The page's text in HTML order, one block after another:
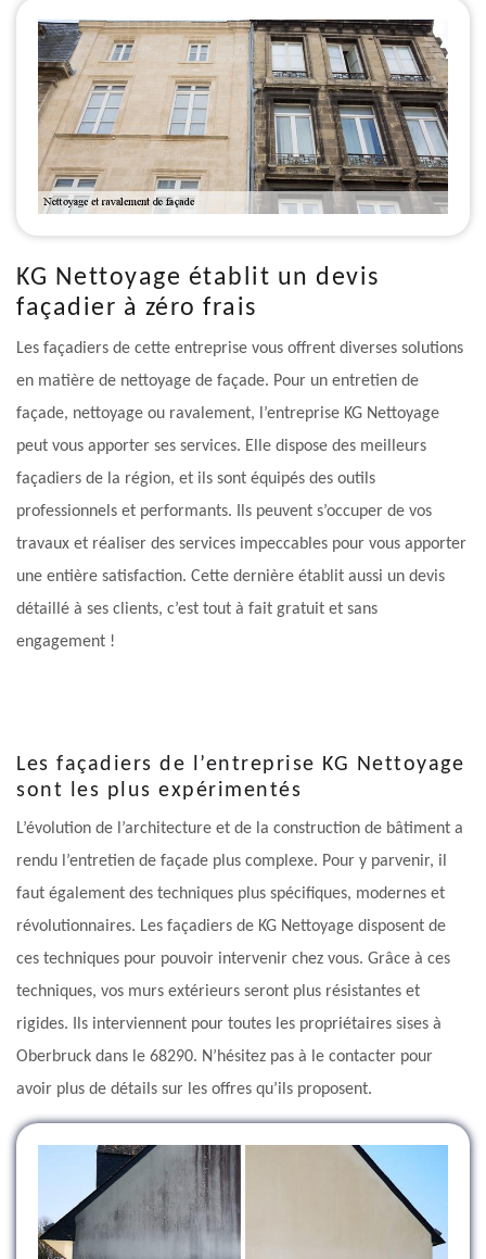
KG Nettoyage établit un devis
façadier à zéro frais
Les façadiers de cette entreprise vous offrent diverses solutions
en matière de nettoyage de façade. Pour un entretien de
façade, nettoyage ou ravalement, l’entreprise KG Nettoyage
peut vous apporter ses services. Elle dispose des meilleurs
façadiers de la région, et ils sont équipés des outils
professionnels et performants. Ils peuvent s’occuper de vos
travaux et réaliser des services impeccables pour vous apporter
une entière satisfaction. Cette dernière établit aussi un devis
détaillé à ses clients, c’est tout à fait gratuit et sans
engagement !
Les façadiers de l’entreprise KG Nettoyage
sont les plus expérimentés
L’évolution de l’architecture et de la construction de bâtiment a
rendu l’entretien de façade plus complexe. Pour y parvenir, il
faut également des techniques plus spécifiques, modernes et
révolutionnaires. Les façadiers de KG Nettoyage disposent de
ces techniques pour pouvoir intervenir chez vous. Grâce à ces
techniques, vos murs extérieurs seront plus résistantes et
rigides. Ils interviennent pour toutes les propriétaires sises à
Oberbruck dans le 68290. N’hésitez pas à le contacter pour
avoir plus de détails sur les offres qu’ils proposent.